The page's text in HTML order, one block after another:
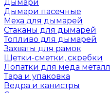
Дымари
Дымари пасечные
Меха для дымарей
Стаканы для дымарей
Топливо для дымарей
Захваты для рамок
Щетки-сметки, скребки
Лопатки для меда металл
Тара и упаковка
Ведра и канистры